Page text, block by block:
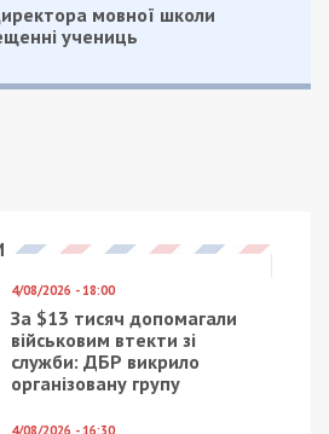
мовної школи
учениць
4/08/2026 - 18:00
За $13 тисяч допомагали
військовим втекти зі
служби: ДБР викрило
організовану групу
4/08/2026 - 16:30